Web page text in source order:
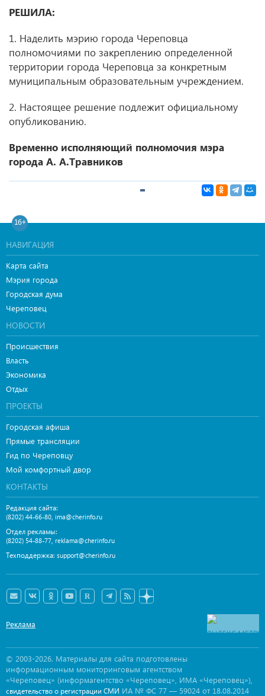
РЕШИЛА:
1. Наделить мэрию города Череповца
полномочиями по закреплению определенной
территории города Череповца за конкретным
муниципальным образовательным учреждением.
2. Настоящее решение подлежит официальному
опубликованию.
Временно исполняющий полномочия мэра
города А. А.Травников
16+
НАВИГАЦИЯ
Карта сайта
Мэрия города
Городская дума
Череповец
НОВОСТИ
Происшествия
Власть
Экономика
Отдых
ПРОЕКТЫ
Городская афиша
Прямые трансляции
Гид по Череповцу
Мой комфортный двор
КОНТАКТЫ
Редакция сайта:
(8202) 44-66-80, ima@cherinfo.ru
Отдел рекламы:
(8202) 54-88-77, reklama@cherinfo.ru
Техподдержка: support@cherinfo.ru
Реклама
© 2003-2026. Материалы для сайта подготовлены
информационным мониторинговым агентством
«Череповец» (информагентство «Череповец», ИМА «Череповец»),
свидетельство о регистрации СМИ ИА № ФС 77 — 59024 от 18.08.2014